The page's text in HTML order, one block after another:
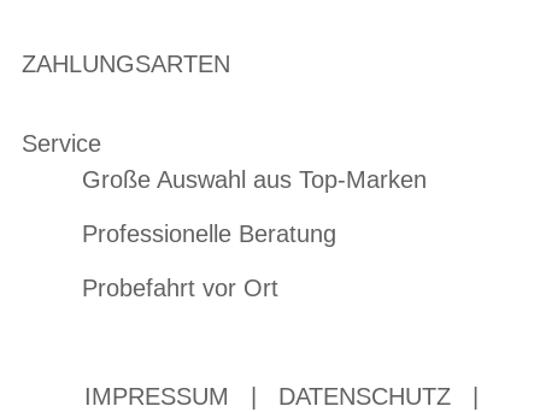
ZAHLUNGSARTEN
Service
Große Auswahl aus Top-Marken
Professionelle Beratung
Probefahrt vor Ort
IMPRESSUM DATENSCHUTZ